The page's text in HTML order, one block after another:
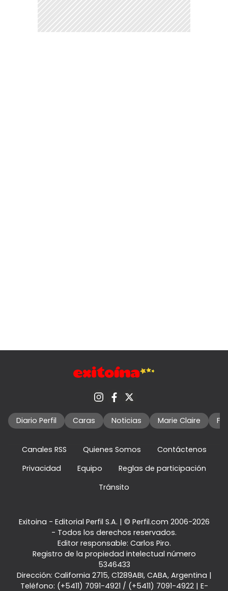
Diario Perfil Caras Noticias Marie Claire
Canales RSS Quienes Somos
Contáctenos
Privacidad
Equipo
Reglas de participación
Tránsito
Exitoina - Editorial Perfil S.A. | © Perfil.com 2006-2026
- Todos los derechos reservados.
Editor responsable: Carlos Piro.
Registro de la propiedad intelectual número
5346433
Dirección: California 2715, C1289ABI, CABA, Argentina |
Teléfono: (+5411) 7091-4921 / (+5411) 7091-4922| E-